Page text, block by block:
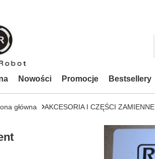
Nowości Promocje Bestsellery
główna AKCESORIA I CZĘŚCI ZAMIENNE